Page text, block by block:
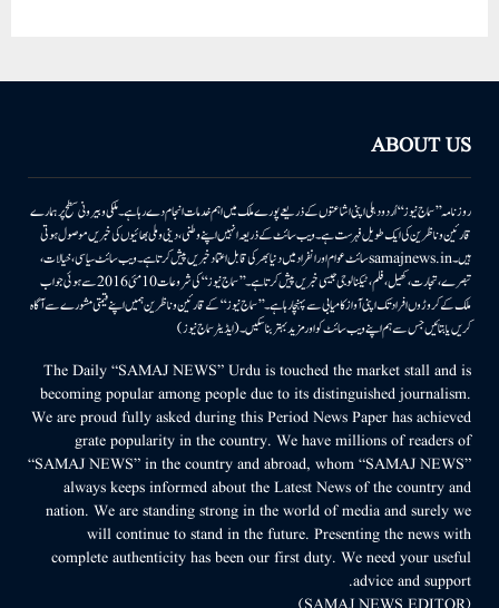
ABOUT US
روزنامہ ’’سماج نیوز‘‘ اُردو دہلی اپنی اشاعتوں کے ذریعے پورے ملک میں اہم خدمات انجام دے رہا ہے۔ ملکی وبیرونی سطح پر ہمارے
قارئین وناظرین کی ایک طویل فہرست ہے۔ ویب سائٹ کے ذریعہ انہیں اپنے وطنی، دینی وملی بھائیوں کی خبریں موصول ہوتی
ہیں۔samajnews.inسائٹ عوام اور انفراد میں دنیا بھر کی قابل اعتماد خبریں پیش کرتا ہے۔ ویب سائٹ سیاسی، خیالات،
تبصرے، تجارت، کھیل، فلم، ٹیکنالوجی جیسی خبریں پیش کرتا ہے۔ ’’سماج نیوز‘‘ کی شروعات 10مئی 2016 سے ہوئی جو اب
ملک کے کروڑوں افراد تک اپنی آواز کامیابی سے پہنچا رہا ہے۔ ’’سماج نیوز‘‘ کے قارئین وناظرین ہمیں اپنے قیمتی مشورے سے آگاہ
کریں یا بتائیں جس سے ہم اپنے ویب سائٹ کو اور مزید بہتر بناسکیں۔ (ایڈیٹر سماج نیوز)
The Daily “SAMAJ NEWS” Urdu is touched the market stall and is
becoming popular among people due to its distinguished journalism.
We are proud fully asked during this Period News Paper has achieved
grate popularity in the country. We have millions of readers of
“SAMAJ NEWS” in the country and abroad, whom “SAMAJ NEWS”
always keeps informed about the Latest News of the country and
nation. We are standing strong in the world of media and surely we
will continue to stand in the future. Presenting the news with
complete authenticity has been our first duty. We need your useful
advice and support.